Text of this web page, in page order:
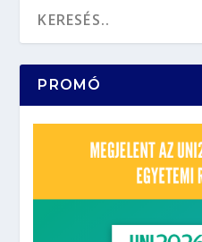
PROMÓ